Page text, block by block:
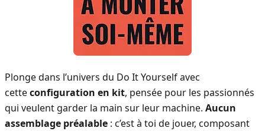
Plonge dans l’univers du Do It Yourself avec
cetteconfiguration en kit, pensée pour les passionnés
qui veulent garder la main sur leur machine. Aucun
assemblage préalable : c’est à toi de jouer, composant